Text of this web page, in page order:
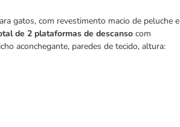
gatos, com revestimento macio de peluche e
de 2 plataformas de descansocom
aconchegante, paredes de tecido, altura: